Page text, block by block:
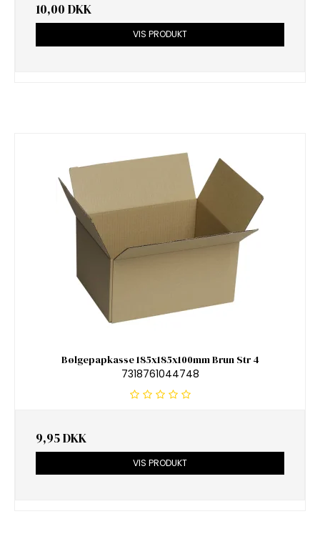
10,00 DKK
VIS PRODUKT
Bølgepapkasse 185x185x100mm Brun Str 4
7318761044748
9,95 DKK
VIS PRODUKT